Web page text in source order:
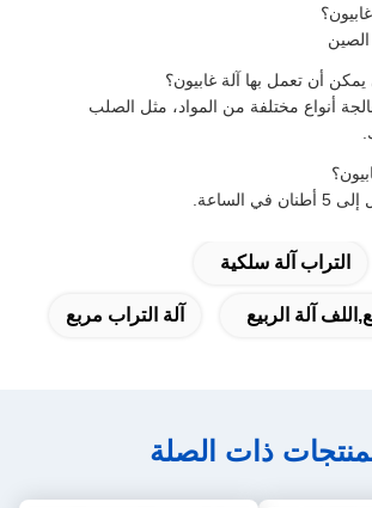
أن تعمل بها آلة غابيون؟
أنواع مختلفة من المواد، مثل الصلب
التراب آلة سلكية
آلة الربيع آلة التراب مربع
ذات الصلة